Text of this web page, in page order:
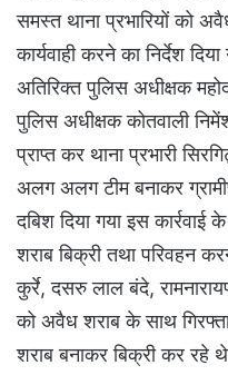
समस्त थाना प्रभारियों को
कार्यवाही करने का निर्देश
अतिरिक्त पुलिस अधीक्षक
पुलिस अधीक्षक कोतवाली
प्राप्त कर थाना प्रभारी
अलग अलग टीम बनाकर
दबिश दिया गया इस कार्रवाई
शराब बिक्री तथा परिवहन
कुर्रे, दसरु लाल बंदे,
को अवैध शराब के साथ
शराब बनाकर बिक्री कर रहे